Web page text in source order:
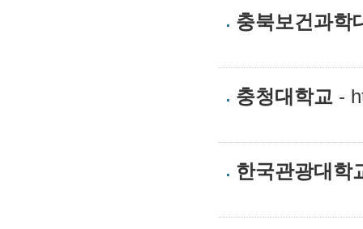
충북보건과학
충청대학교 -
한국관광대학